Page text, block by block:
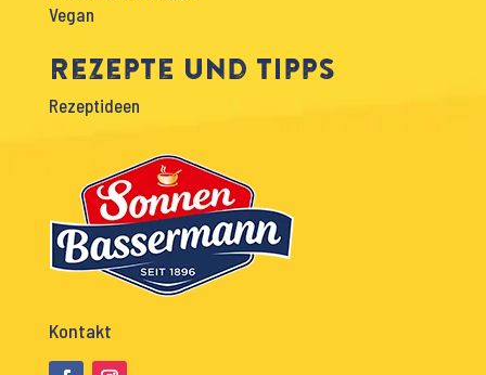
Vegan
Rezepte und Tipps
Rezeptideen
Kontakt